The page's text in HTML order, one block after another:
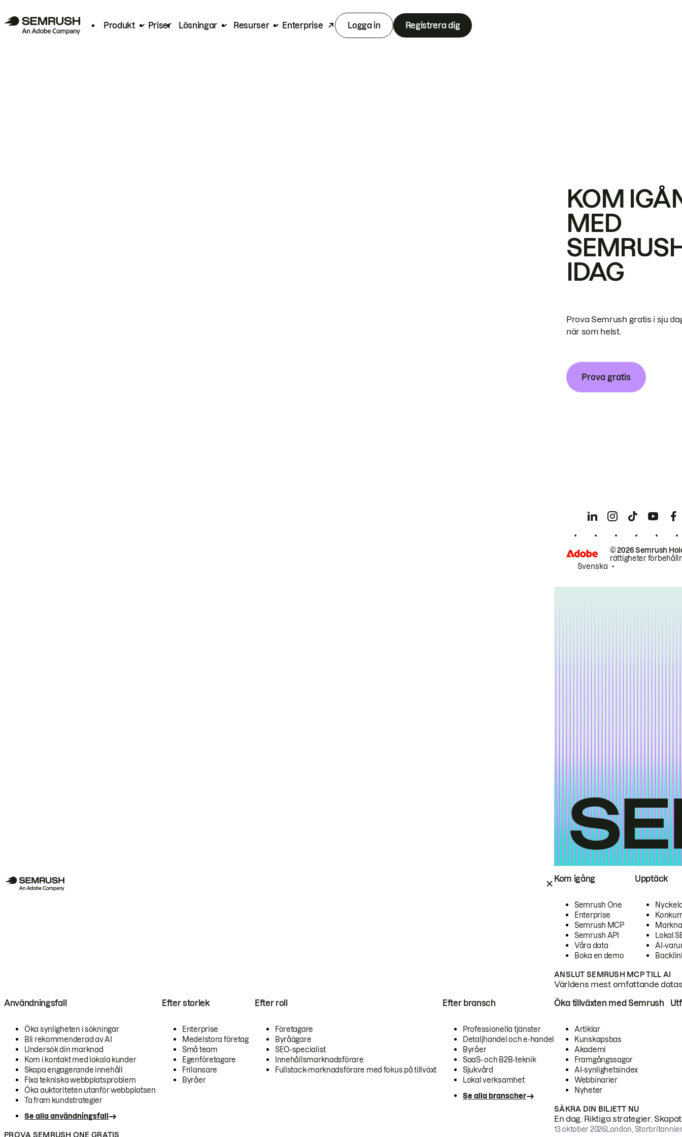
Produkt Priser Lösningar Resurser Enterprise Logga in Registrera dig
Kom igång
Semrush One
Enterprise
Semrush MCP
Semrush API
Våra data
Boka en demo
Upptäck
Lokal
AI-
ANSLUT SEMRUSH MCP TILL AI
Världens mest omfattande
Användningsfall
Öka synligheten i sökningar
Bli rekommenderad av AI
Undersök din marknad
Kom i kontakt med lokala kunder
Skapa engagerande innehåll
Fixa tekniska webbplatsproblem
Öka auktoriteten utanför webbplatsen
Ta fram kundstrategier
Se alla användningsfall
Efter storlek
Enterprise
Medelstora företag
Små team
Egenföretagare
Frilansare
Byråer
Efter roll
Företagare
Byråägare
SEO-specialist
Innehållsmarknadsförare
Fullstack-marknadsförare med fokus på tillväxt
Efter bransch
Professionella tjänster
Detaljhandel och e-handel
Byråer
SaaS- och B2B-teknik
Sjukvård
Lokal verksamhet
Se alla branscher
PROVA SEMRUSH ONE GRATIS
Öka tillväxten med Semrush
Artiklar
Kunskapsbas
Akademi
Framgångssagor
AI-synlighetsindex
Webbinarier
Nyheter
SÄKRA DIN BILJETT NU
En dag. Riktiga strategier.
13 oktober 2026London,
KOM
MED
IDAG
Prova Semrush gratis i sju
när som helst.
Prova gratis
© 2026 Semrush
rättigheter
Svenska